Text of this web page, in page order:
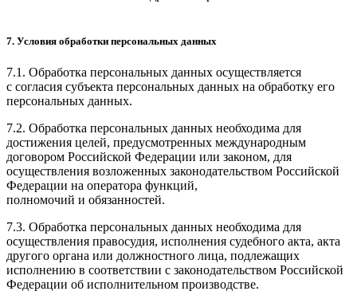
7. Условия обработки персональных данных
7.1. Обработка персональных данных осуществляется
с согласия субъекта персональных данных на обработку его
персональных данных.
7.2. Обработка персональных данных необходима для
достижения целей, предусмотренных международным
договором Российской Федерации или законом, для
осуществления возложенных законодательством Российской
Федерации на оператора функций,
полномочий и обязанностей.
7.3. Обработка персональных данных необходима для
осуществления правосудия, исполнения судебного акта, акта
другого органа или должностного лица, подлежащих
исполнению в соответствии с законодательством Российской
Федерации об исполнительном производстве.